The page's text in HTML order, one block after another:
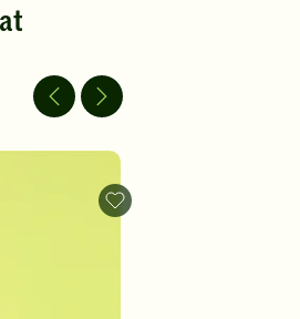
video
Vitamin
C